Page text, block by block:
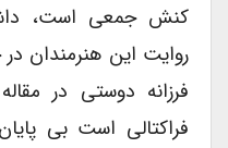
کنش جمعی است،
روایت این هنرمندان
فرزانه دوستی در
فراکتالی است بی